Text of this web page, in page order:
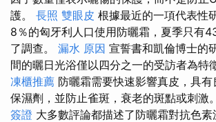
護。 長照 雙眼皮 根據最近的一項代表性
8％的匈牙利人口使用防曬霜，夏季只有
了調查。 漏水 原因 宣誓書和凱倫博士的
間的曬日光浴僅以四分之一的受訪者為特
凍櫃推薦 防曬霜需要快速影響真皮，具有
保濕劑，並防止雀斑，衰老的斑點或刺激
簽證 大多數評論都描述了防曬霜對抗色